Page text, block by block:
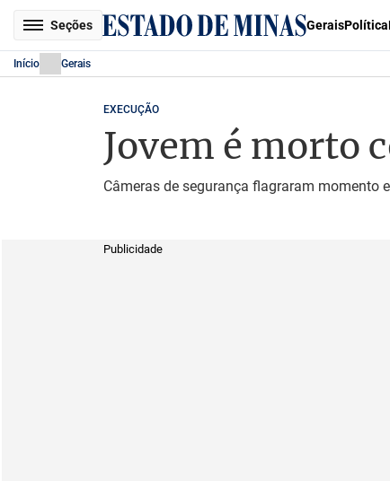
Seções GeraisPolítica
Início Gerais
EXECUÇÃO
Jovem é morto
Câmeras de segurança flagraram momento
Publicidade